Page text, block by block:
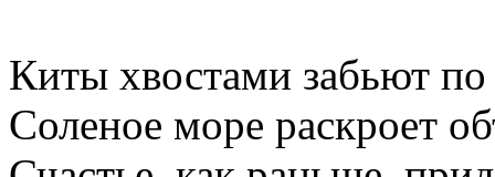
Киты хвостами забьют по
Соленое море раскроет